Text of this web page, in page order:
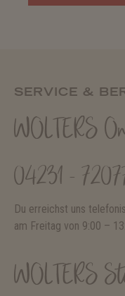
SERVICE &
WOLTERS
04231 -
Du erreichst uns
am Freitag von 9:00 –
WOLTERS